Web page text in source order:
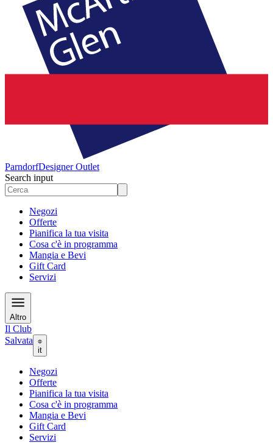
ParndorfDesigner Outlet
Search input
Negozi
Offerte
Pianifica la tua visita
Cosa c'è in programma
Mangia e Bevi
Gift Card
Servizi
Altro
Il Club
Salvata
it
Negozi
Offerte
Pianifica la tua visita
Cosa c'è in programma
Mangia e Bevi
Gift Card
Servizi